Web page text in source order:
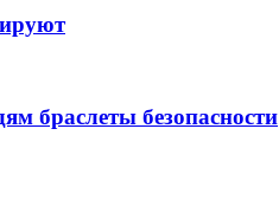
браслеты безопасности